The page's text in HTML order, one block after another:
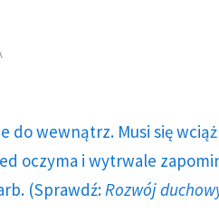
do wewnątrz. Musi się wciąż
oczyma i wytrwale
(Sprawdź: Rozwój